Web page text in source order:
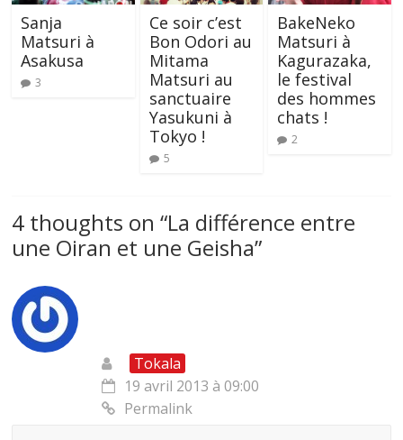
Sanja
Matsuri à
Asakusa
3
Ce soir c’est
Bon Odori au
Mitama
Matsuri au
sanctuaire
Yasukuni à
Tokyo !
5
BakeNeko
Matsuri à
Kagurazaka,
le festival
des hommes
chats !
2
4 thoughts on “La différence entre
une Oiran et une Geisha”
Tokala
19 avril 2013 à 09:00
Permalink